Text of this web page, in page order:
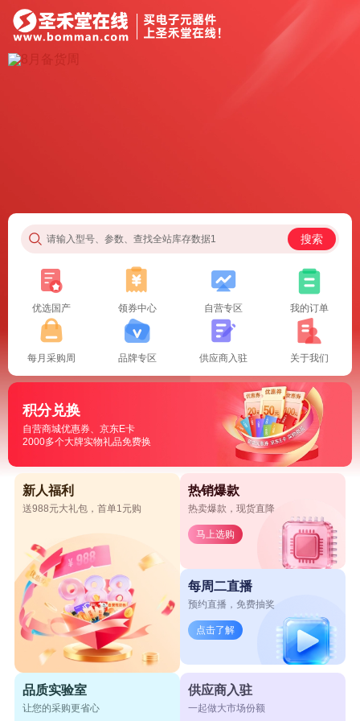
请输入型号、参数、查找全站库存数据1 搜索
优选国产 领券中心 自营专区 我的订单
每月采购周 品牌专区 供应商入驻 关于我们
积分兑换
自营商城优惠券、京东E卡
2000多个大牌实物礼品免费换
新人福利
送988元大礼包，首单1元购
热销爆款
热卖爆款，现货直降
马上选购
每周二直播
预约直播，免费抽奖
点击了解
品质实验室
让您的采购更省心
供应商入驻
一起做大市场份额